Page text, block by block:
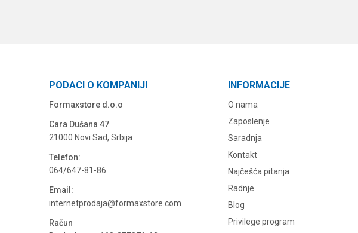
PODACI O KOMPANIJI
Formaxstore d.o.o
Cara Dušana 47
21000 Novi Sad, Srbija
Telefon:
064/647-81-86
Email:
internetprodaja@formaxstore.com
Račun
INFORMACIJE
O nama
Zaposlenje
Saradnja
Kontakt
Najčešća pitanja
Radnje
Blog
Privilege program